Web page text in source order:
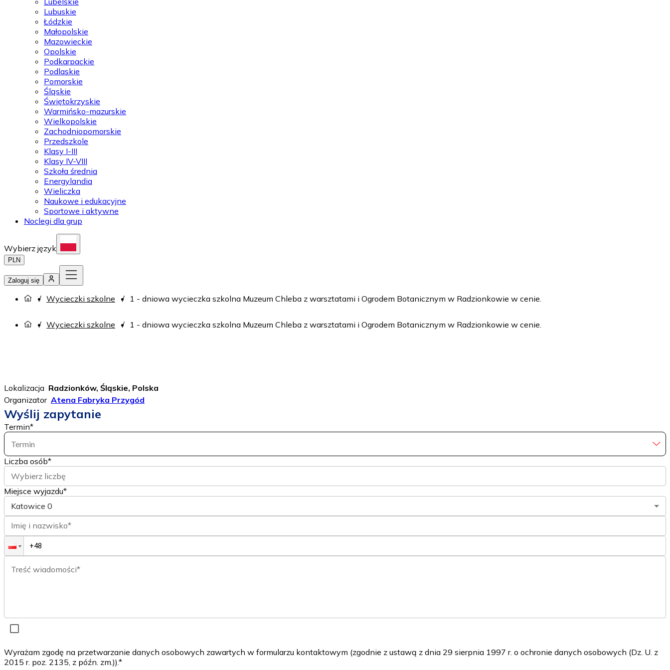
Lubuskie
Łódzkie
Małopolskie
Mazowieckie
Opolskie
Podkarpackie
Podlaskie
Pomorskie
Śląskie
Świętokrzyskie
Warmińsko-mazurskie
Wielkopolskie
Zachodniopomorskie
Przedszkole
Klasy I-III
Klasy IV-VIII
Szkoła średnia
Energylandia
Wieliczka
Naukowe i edukacyjne
Sportowe i aktywne
Noclegi dla grup
Wybierz język
PLN
Zaloguj się
Wycieczki szkolne 1 - dniowa wycieczka szkolna Muzeum Chleba z warsztatami i Ogrodem Botanicznym w Radzionkowie w cenie.
Wycieczki szkolne 1 - dniowa wycieczka szkolna Muzeum Chleba z warsztatami i Ogrodem Botanicznym w Radzionkowie w cenie.
Lokalizacja Radzionków, Śląskie, Polska
Organizator Atena Fabryka Przygód
Wyślij zapytanie
Termin*
Termin
Liczba osób*
Wybierz liczbę
Miejsce wyjazdu*
Katowice 0
Imię i nazwisko*
Treść wiadomości*
Wyrażam zgodę na przetwarzanie danych osobowych zawartych w formularzu kontaktowym (zgodnie z ustawą z dnia 29 sierpnia 1997 r. o ochronie danych osobowych (Dz. U. z
2015 r. poz. 2135, z późn. zm.)).*